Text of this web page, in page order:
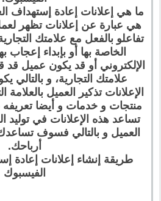
ما هي إعلانات إعادة إستهداف
هي عبارة عن إعلانات تظهر
تفاعلو بالفعل مع علامتك
الخاصة بها أو بإبداء إعجاب
الإلكتروني أو قد يكون عميل قد
علامتك التجارية، و
الإعلانات تذكير العميل
منتجات و خدمات و أيضا تعريفه
تساعد هذه الإعلانات في توليد
العميل و بالتالي فسوف
أرباحك.
طريقة إنشاء إعلانات إعادة
الفيسبوك